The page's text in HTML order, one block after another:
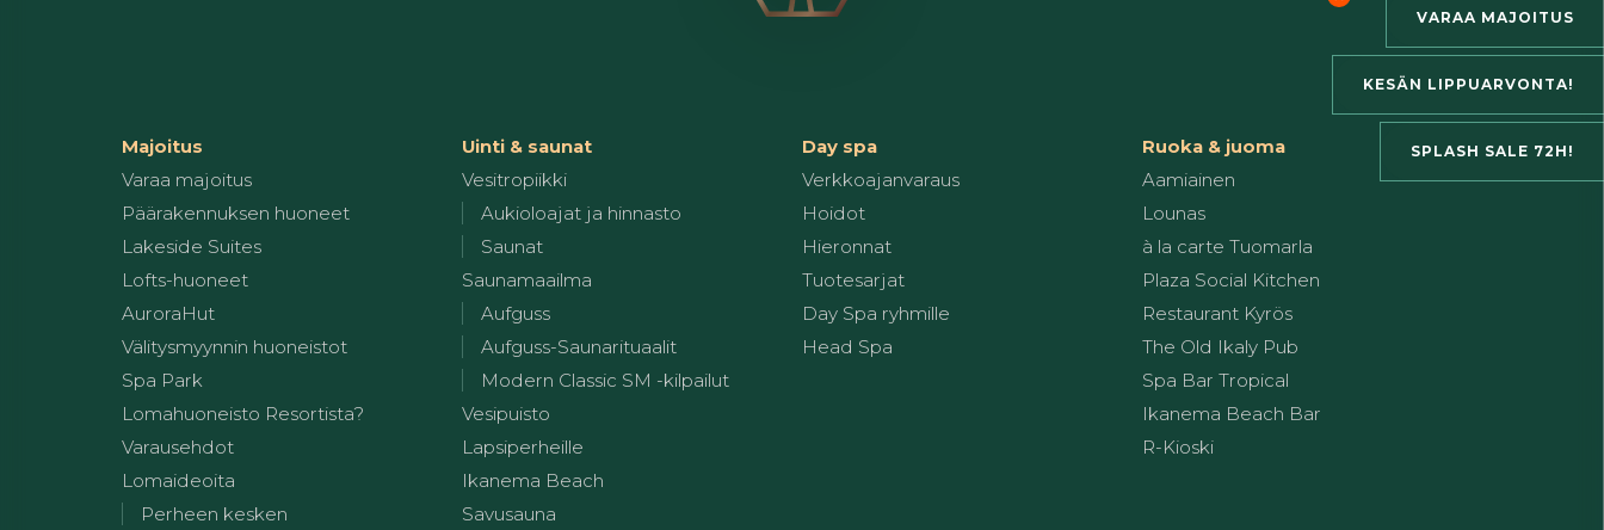
VARAA MAJOITUS
KESÄN LIPPUARVONTA!
SPLASH SALE 72H!
Majoitus
Varaa majoitus
Päärakennuksen huoneet
Lakeside Suites
Lofts-huoneet
AuroraHut
Välitysmyynnin huoneistot
Spa Park
Lomahuoneisto Resortista?
Varausehdot
Lomaideoita
Perheen kesken
Uinti & saunat
Vesitropiikki
Aukioloajat ja hinnasto
Saunat
Saunamaailma
Aufguss
Aufguss-Saunarituaalit
Modern Classic SM -kilpailut
Vesipuisto
Lapsiperheille
Ikanema Beach
Savusauna
Day spa
Verkkoajanvaraus
Hoidot
Hieronnat
Tuotesarjat
Day Spa ryhmille
Head Spa
Ruoka & juoma
Aamiainen
Lounas
à la carte Tuomarla
Plaza Social Kitchen
Restaurant Kyrös
The Old Ikaly Pub
Spa Bar Tropical
Ikanema Beach Bar
R-Kioski